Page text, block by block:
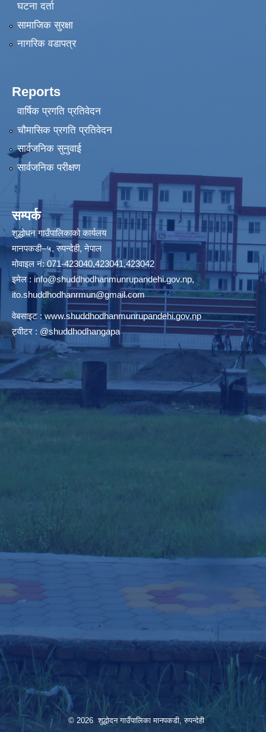
घटना दर्ता
सामाजिक सुरक्षा
नागरिक वडापत्र
Reports
वार्षिक प्रगति प्रतिवेदन
चौमासिक प्रगति प्रतिवेदन
सार्वजनिक सुनुवाई
सार्वजनिक परीक्षण
सम्पर्क
शुद्धोधन गाउँपालिकाको कार्यलय
मानपकडी–५, रुपन्देही, नेपाल
मोवाइल नं: 071-423040,423041,423042
इमेल : info@shuddhodhanmunrupandehi.gov.np,
ito.shuddhodhanrmun@gmail.com
वेबसाइट : www.shuddhodhanmunrupandehi.gov.np
ट्वीटर : @shuddhodhangapa
© 2026 शुद्धोदन गाउँपालिका मानपकडी, रुपन्देही